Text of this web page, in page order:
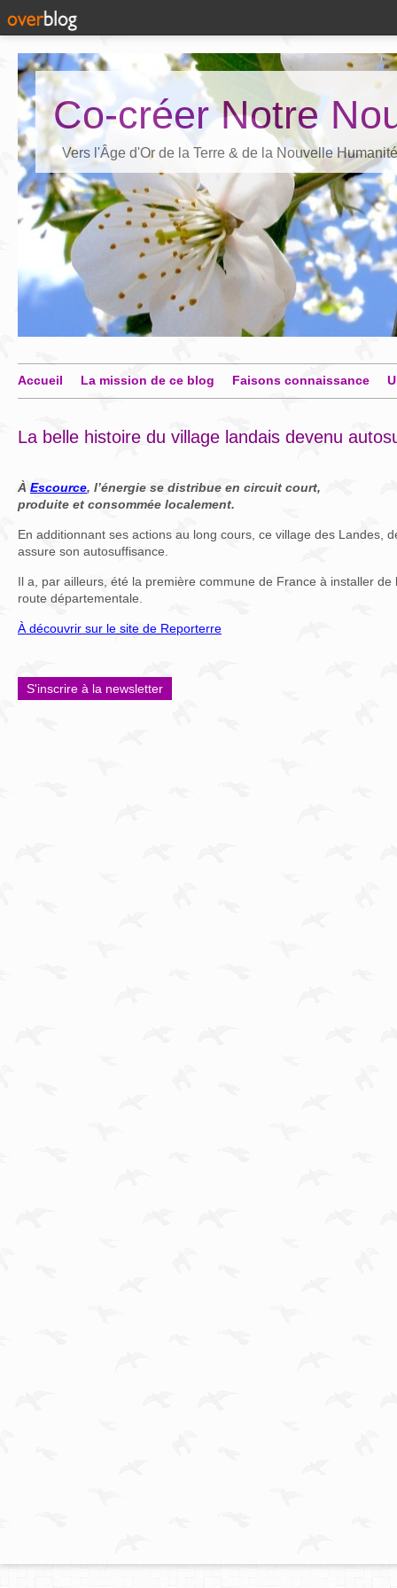
Co-créer Notre
Vers l'Âge d'Or de la Terre & de la Nouvelle Humanité
Accueil La mission de ce blog Faisons connaissance
La belle histoire du village landais devenu
À Escource, l’énergie se distribue en circuit court,
produite et consommée localement.
En additionnant ses actions au long cours, ce village des Landes,
assure son autosuffisance.
Il a, par ailleurs, été la première commune de France à installer de
route départementale.
À découvrir sur le site de Reporterre
S'inscrire à la newsletter